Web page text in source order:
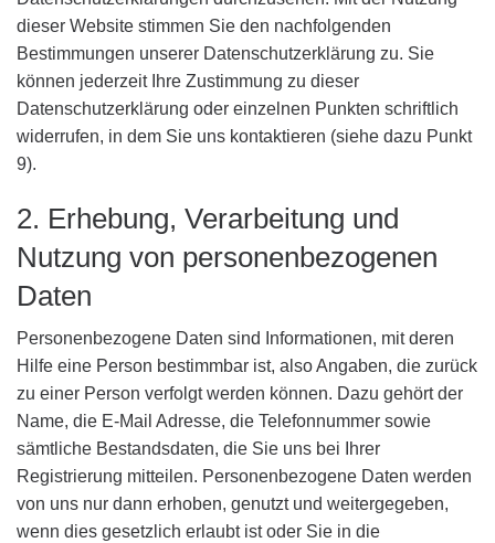
dieser Website stimmen Sie den nachfolgenden
Bestimmungen unserer Datenschutzerklärung zu. Sie
können jederzeit Ihre Zustimmung zu dieser
Datenschutzerklärung oder einzelnen Punkten schriftlich
widerrufen, in dem Sie uns kontaktieren (siehe dazu Punkt
9).
2. Erhebung, Verarbeitung und
Nutzung von personenbezogenen
Daten
Personenbezogene Daten sind Informationen, mit deren
Hilfe eine Person bestimmbar ist, also Angaben, die zurück
zu einer Person verfolgt werden können. Dazu gehört der
Name, die E-Mail Adresse, die Telefonnummer sowie
sämtliche Bestandsdaten, die Sie uns bei Ihrer
Registrierung mitteilen. Personenbezogene Daten werden
von uns nur dann erhoben, genutzt und weitergegeben,
wenn dies gesetzlich erlaubt ist oder Sie in die